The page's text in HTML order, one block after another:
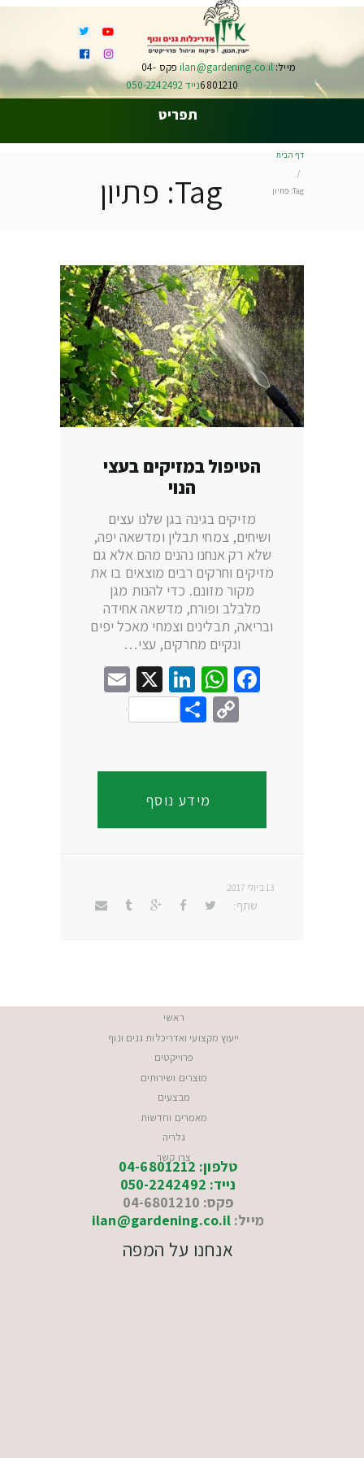
מייל:ilan@gardening.co.il
פקס 04-
6801210נייד 050-2242492
תפריט
Tag: פתיון
דף הבית
Tag: פתיון
הטיפול במזיקים בעצי
הנוי
מזיקים בגינה בגן שלנו עצים
ושיחים, צמחי תבלין ומדשאה יפה,
שלא רק אנחנו נהנים מהם אלא גם
מזיקים וחרקים רבים מוצאים בו את
מקור מזונם. כדי להנות מגן
מלבלב ופורח, מדשאה אחידה
ובריאה, תבלינים וצמחי מאכל יפים
ונקיים מחרקים, עצי…
Facebook
WhatsApp
LinkedIn
X
Copy
Share
מידע נוסף
13 ביולי 2017
שתף:
ראשי
ייעוץ מקצועי ואדריכלות גנים ונוף
פרוייקטים
מוצרים ושירותים
מבצעים
מאמרים וחדשות
גלריה
צרו קשר
טלפון: 04-6801212
נייד: 050-2242492
פקס: 04-6801210
מייל: ilan@gardening.co.il
אנחנו על המפה